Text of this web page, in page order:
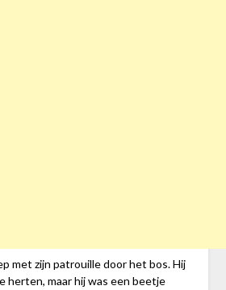
met zijn patrouille door het bos. Hij
herten, maar hij was een beetje